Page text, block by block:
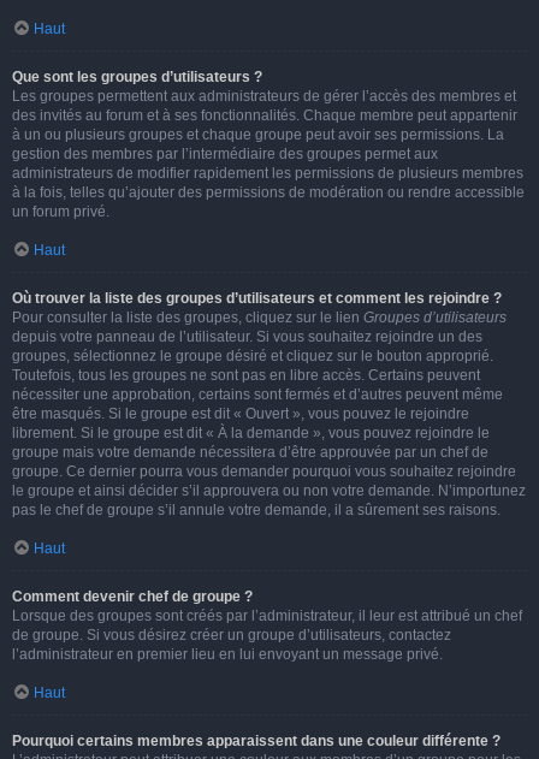
Haut
Que sont les groupes d’utilisateurs ?
Les groupes permettent aux administrateurs de gérer l’accès des membres et
des invités au forum et à ses fonctionnalités. Chaque membre peut appartenir
à un ou plusieurs groupes et chaque groupe peut avoir ses permissions. La
gestion des membres par l’intermédiaire des groupes permet aux
administrateurs de modifier rapidement les permissions de plusieurs membres
à la fois, telles qu’ajouter des permissions de modération ou rendre accessible
un forum privé.
Haut
Où trouver la liste des groupes d’utilisateurs et comment les rejoindre ?
Pour consulter la liste des groupes, cliquez sur le lien Groupes d’utilisateurs
depuis votre panneau de l’utilisateur. Si vous souhaitez rejoindre un des
groupes, sélectionnez le groupe désiré et cliquez sur le bouton approprié.
Toutefois, tous les groupes ne sont pas en libre accès. Certains peuvent
nécessiter une approbation, certains sont fermés et d’autres peuvent même
être masqués. Si le groupe est dit « Ouvert », vous pouvez le rejoindre
librement. Si le groupe est dit « À la demande », vous pouvez rejoindre le
groupe mais votre demande nécessitera d’être approuvée par un chef de
groupe. Ce dernier pourra vous demander pourquoi vous souhaitez rejoindre
le groupe et ainsi décider s’il approuvera ou non votre demande. N’importunez
pas le chef de groupe s’il annule votre demande, il a sûrement ses raisons.
Haut
Comment devenir chef de groupe ?
Lorsque des groupes sont créés par l’administrateur, il leur est attribué un chef
de groupe. Si vous désirez créer un groupe d’utilisateurs, contactez
l’administrateur en premier lieu en lui envoyant un message privé.
Haut
Pourquoi certains membres apparaissent dans une couleur différente ?